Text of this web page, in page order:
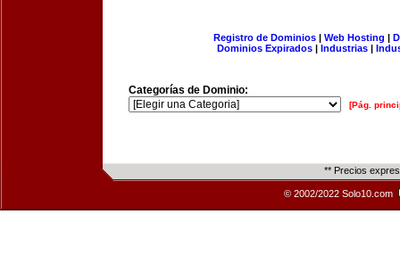
Registro de Dominios| Web Hosting |
Dominios Expirados | Industrias |
Categorías de Dominio:
[Pág.
** Precios
© 2002/2022 Solo10.com